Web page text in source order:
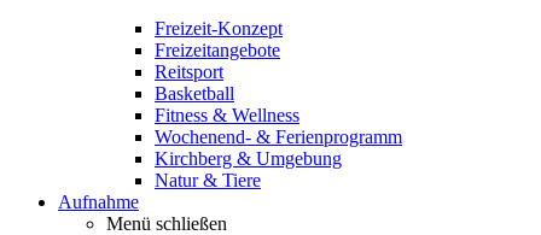
Freizeit-Konzept
Freizeitangebote
Reitsport
Basketball
Fitness & Wellness
Wochenend- & Ferienprogramm
Kirchberg & Umgebung
Natur & Tiere
Aufnahme
Menü schließen